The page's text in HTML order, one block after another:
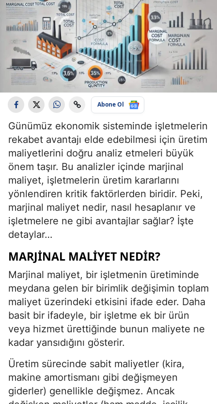
Abone Ol
Günümüz ekonomik sisteminde işletmelerin
rekabet avantajı elde edebilmesi için üretim
maliyetlerini doğru analiz etmeleri büyük
önem taşır. Bu analizler içinde marjinal
maliyet, işletmelerin üretim kararlarını
yönlendiren kritik faktörlerden biridir. Peki,
marjinal maliyet nedir, nasıl hesaplanır ve
işletmelere ne gibi avantajlar sağlar? İşte
detaylar…
MARJINAL MALIYET NEDIR?
Marjinal maliyet, bir işletmenin üretiminde
meydana gelen bir birimlik değişimin toplam
maliyet üzerindeki etkisini ifade eder. Daha
basit bir ifadeyle, bir işletme ek bir ürün
veya hizmet ürettiğinde bunun maliyete ne
kadar yansıdığını gösterir.
Üretim sürecinde sabit maliyetler (kira,
makine amortismanı gibi değişmeyen
giderler) genellikle değişmez. Ancak